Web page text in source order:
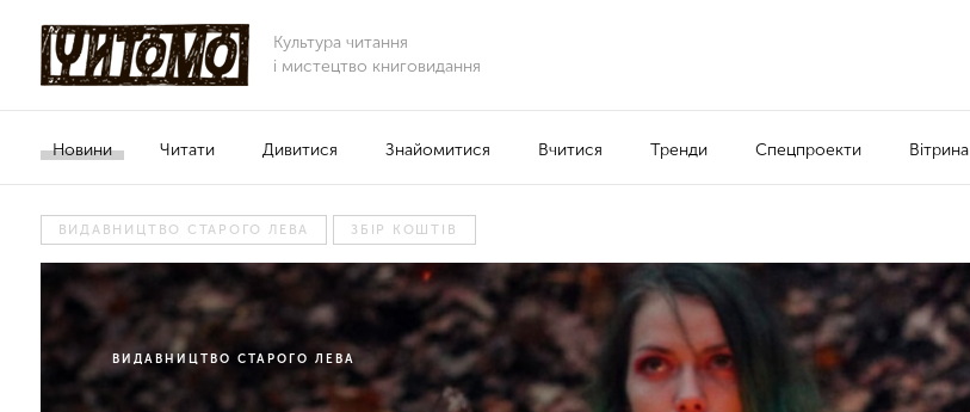
Культура читання
і мистецтво книговидання
Новини Читати Дивитися Знайомитися Вчитися Тренди Спецпроекти Вітрина
ВИДАВНИЦТВО СТАРОГО ЛЕВА ЗБІР КОШТІВ
ВИДАВНИЦТВО СТАРОГО ЛЕВА